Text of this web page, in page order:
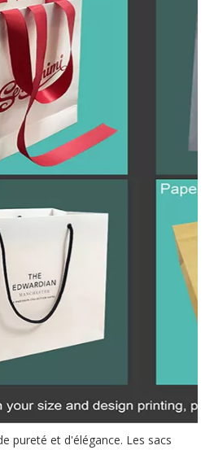
pureté et d'élégance. Les sacs